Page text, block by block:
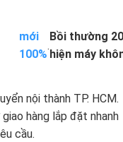
mới
100%
.
Bồi thường
hiện máy
nội thành TP. HCM.
hàng lắp đặt nhanh
cầu.